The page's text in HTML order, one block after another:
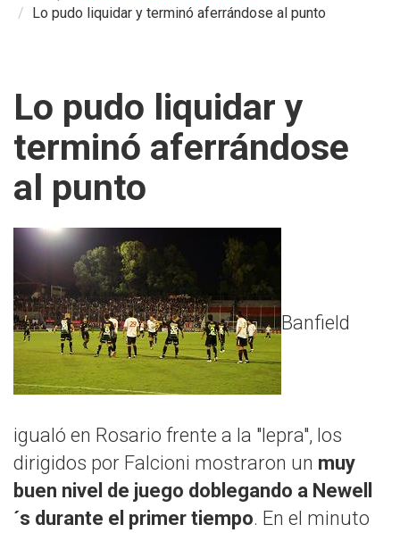
Lo pudo liquidar y terminó aferrándose al punto
Lo pudo liquidar y
terminó aferrándose
al punto
Banfield
igualó en Rosario frente a la "lepra", los
dirigidos por Falcioni mostraron un muy
buen nivel de juego doblegando a Newell
´s durante el primer tiempo. En el minuto